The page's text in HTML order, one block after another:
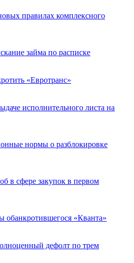
правилах комплексного
займа по расписке
«Евротранс»
исполнительного листа на
нормы о разблокировке
в сфере закупок в первом
обанкротившегося «Кванта»
дефолт по трем